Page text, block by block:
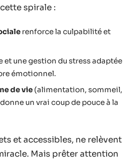
spirale :
renforce la culpabilité et
et une gestion du stress adaptée
émotionnel.
de vie (alimentation, sommeil,
un vrai coup de pouce à la
et accessibles, ne relèvent
Mais prêter attention